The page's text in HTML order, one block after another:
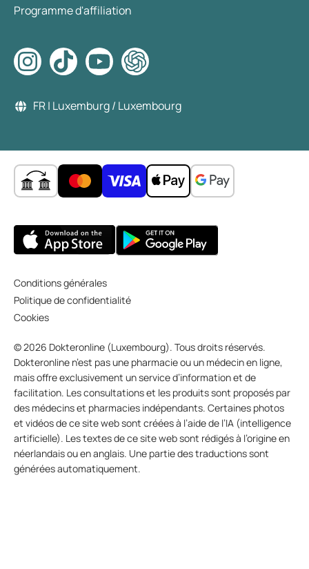
Programme d'affiliation
FR | Luxemburg / Luxembourg
Conditions générales
Politique de confidentialité
Cookies
© 2026 Dokteronline (Luxembourg). Tous droits réservés.
Dokteronline n’est pas une pharmacie ou un médecin en ligne,
mais offre exclusivement un service d’information et de
facilitation. Les consultations et les produits sont proposés par
des médecins et pharmacies indépendants. Certaines photos
et vidéos de ce site web sont créées à l’aide de l’IA (intelligence
artificielle). Les textes de ce site web sont rédigés à l’origine en
néerlandais ou en anglais. Une partie des traductions sont
générées automatiquement.